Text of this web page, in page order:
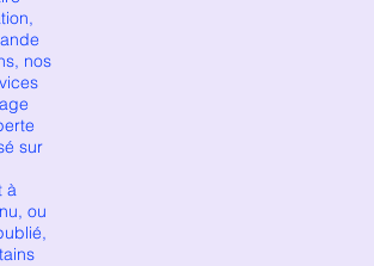
nos
sur
à
ou